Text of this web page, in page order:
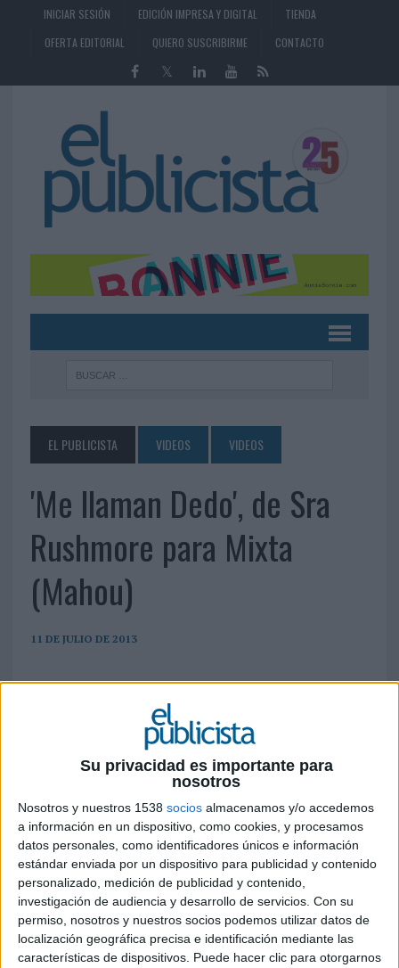
Su privacidad es importante para
nosotros
Nosotros y nuestros 1538 socios almacenamos y/o accedemos
a información en un dispositivo, como cookies, y procesamos
datos personales, como identificadores únicos e información
estándar enviada por un dispositivo para publicidad y contenido
personalizado, medición de publicidad y contenido,
investigación de audiencia y desarrollo de servicios. Con su
permiso, nosotros y nuestros socios podemos utilizar datos de
localización geográfica precisa e identificación mediante las
características de dispositivos. Puede hacer clic para otorgarnos
INICIAR SESIÓN EDICIÓN IMPRESA Y DIGITAL
TIENDA
OFERTA EDITORIAL
QUIERO SUSCRIBIRME CONTACTO
EL PUBLICISTA VIDEOS VIDEOS
'Me llaman Dedo', de Sra
Rushmore para Mixta
(Mahou)
11 DE JULIO DE 2013